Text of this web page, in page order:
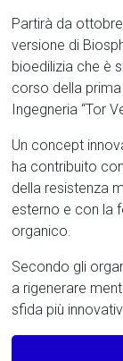
Partirà da
versione di
bioedilizia che è
corso della
Ingegneria “Tor
Un concept
ha contribuito
della resistenza
esterno e con la
organico.
Secondo gli
a rigenerare
sfida più